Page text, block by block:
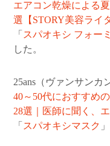
エアコン乾燥による
選【STORY美容ライ
「 スパオキシ フォー
した。
25ans（ヴァンサンカ
40～50代におすすめ
28選｜医師に聞く、
「 スパオキシマスク